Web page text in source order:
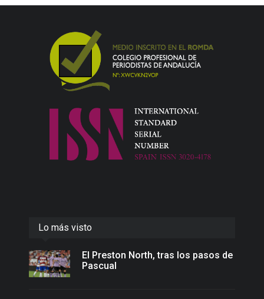
Lo más visto
El Preston North, tras los pasos de
Pascual